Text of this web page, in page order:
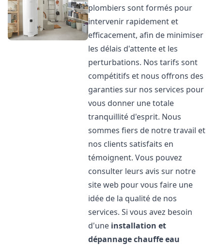
plombiers sont formés pour
intervenir rapidement et
efficacement, afin de minimiser
les délais d'attente et les
perturbations. Nos tarifs sont
compétitifs et nous offrons des
garanties sur nos services pour
vous donner une totale
tranquillité d'esprit. Nous
sommes fiers de notre travail et
nos clients satisfaits en
témoignent. Vous pouvez
consulter leurs avis sur notre
site web pour vous faire une
idée de la qualité de nos
services. Si vous avez besoin
d'une installation et
dépannage chauffe eau